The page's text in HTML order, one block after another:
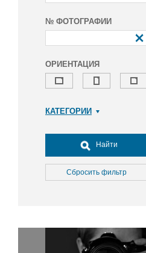
№ ФОТОГРАФИИ
ОРИЕНТАЦИЯ
КАТЕГОРИИ
Досуг, туризм и отдых
Культура
Медицина
Окружающая среда
Политика
Найти
Сбросить фильтр